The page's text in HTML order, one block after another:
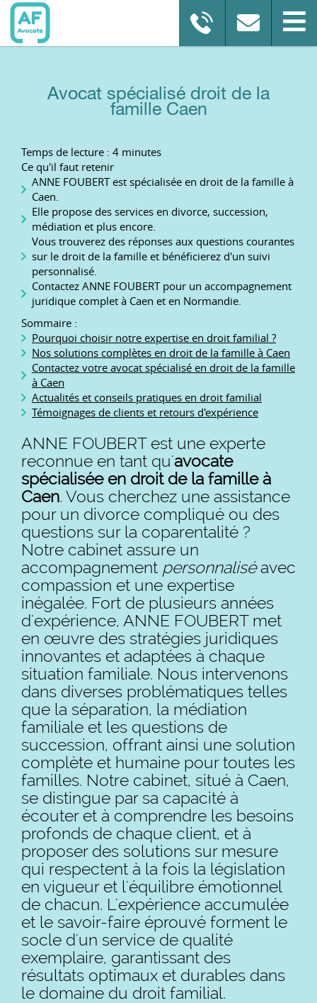
Avocat spécialisé droit de la
famille Caen
Temps de lecture : 4 minutes
Ce qu'il faut retenir
ANNE FOUBERT est spécialisée en droit de la famille à
Caen.
Elle propose des services en divorce, succession,
médiation et plus encore.
Vous trouverez des réponses aux questions courantes
sur le droit de la famille et bénéficierez d'un suivi
personnalisé.
Contactez ANNE FOUBERT pour un accompagnement
juridique complet à Caen et en Normandie.
Sommaire :
Pourquoi choisir notre expertise en droit familial ?
Nos solutions complètes en droit de la famille à Caen
Contactez votre avocat spécialisé en droit de la famille
à Caen
Actualités et conseils pratiques en droit familial
Témoignages de clients et retours d'expérience
ANNE FOUBERT est une experte
reconnue en tant qu'avocate
spécialisée en droit de la famille à
Caen. Vous cherchez une assistance
pour un divorce compliqué ou des
questions sur la coparentalité ?
Notre cabinet assure un
accompagnement personnaliséavec
compassion et une expertise
inégalée. Fort de plusieurs années
d'expérience, ANNE FOUBERT met
en œuvre des stratégies juridiques
innovantes et adaptées à chaque
situation familiale. Nous intervenons
dans diverses problématiques telles
que la séparation, la médiation
familiale et les questions de
succession, offrant ainsi une solution
complète et humaine pour toutes les
familles. Notre cabinet, situé à Caen,
se distingue par sa capacité à
écouter et à comprendre les besoins
profonds de chaque client, et à
proposer des solutions sur mesure
qui respectent à la fois la législation
en vigueur et l'équilibre émotionnel
de chacun. L'expérience accumulée
et le savoir-faire éprouvé forment le
socle d'un service de qualité
exemplaire, garantissant des
résultats optimaux et durables dans
le domaine du droit familial.